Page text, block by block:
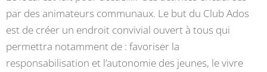
par des animateurs communaux. Le but du Club Ados
est de créer un endroit convivial ouvert à tous qui
permettra notamment de : favoriser la
responsabilisation et l’autonomie des jeunes, le vivre